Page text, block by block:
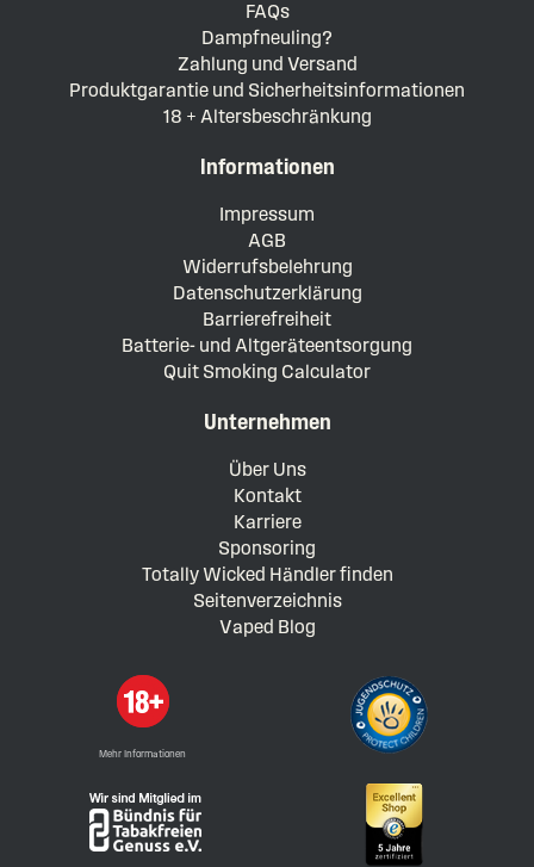
FAQs
Dampfneuling?
Zahlung und Versand
Produktgarantie und Sicherheitsinformationen
18 + Altersbeschränkung
Informationen
Impressum
AGB
Widerrufsbelehrung
Datenschutzerklärung
Barrierefreiheit
Batterie- und Altgeräteentsorgung
Quit Smoking Calculator
Unternehmen
Über Uns
Kontakt
Karriere
Sponsoring
Totally Wicked Händler finden
Seitenverzeichnis
Vaped Blog
Mehr Informationen